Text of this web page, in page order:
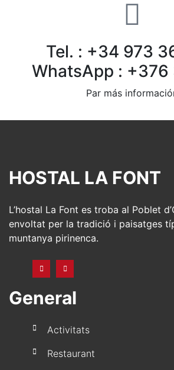
Tel. : +34 973
WhatsApp : +376
Par más
HOSTAL LA FONT
L’hostal La Font es troba al Poblet
envoltat per la tradició i paisatges
muntanya pirinenca.
General
Activitats
Restaurant